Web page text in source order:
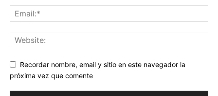
Recordar nombre, email y sitio en este navegador la
próxima vez que comente